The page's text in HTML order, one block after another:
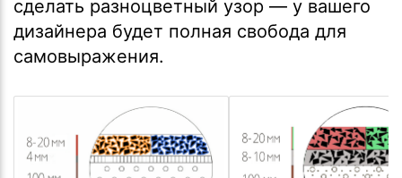
сделать разноцветный узор — у вашего
дизайнера будет полная свобода для
самовыражения.